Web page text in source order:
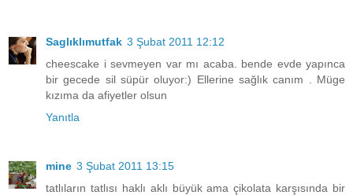
Saglıklımutfak 3 Şubat 2011 12:12
cheescake i sevmeyen var mı acaba. bende evde yapınca
bir gecede sil süpür oluyor:) Ellerine sağlık canım . Müge
kızıma da afiyetler olsun
Yanıtla
mine 3 Şubat 2011 13:15
tatlıların tatlısı haklı aklı büyük ama çikolata karşısında bir